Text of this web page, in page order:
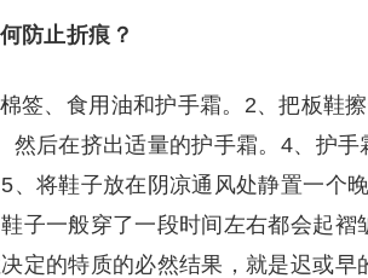
防止折痕？
签、食用油和护手霜。2、把板鞋
然后在挤出适量的护手霜。4、护
、将鞋子放在阴凉通风处静置一个
子一般穿了一段时间左右都会起
定的特质的必然结果，就是迟或